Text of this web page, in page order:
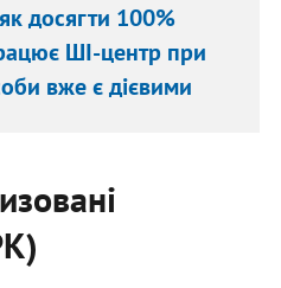
досягти 100%
ШІ-центр при
вже є дієвими